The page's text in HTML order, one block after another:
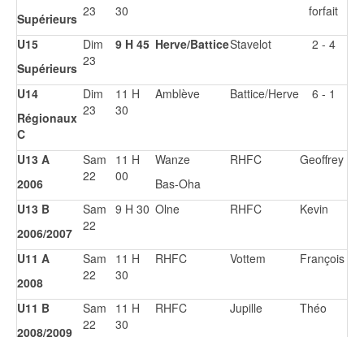
Supérieurs 23
30
forfait
U15
Supérieurs
Dim
23
9 H 45 Herve/BatticeStavelot 2 - 4
U14
Régionaux
C
Dim
23
11 H
30
Amblève Battice/Herve 6 - 1
U13 A
2006
Sam
22
11 H
00
Wanze
Bas-Oha
RHFC Geoffrey
U13 B
2006/2007
Sam
22
9 H 30 Olne RHFC Kevin
U11 A
2008
Sam
22
11 H
30
RHFC Vottem François
U11 B
2008/2009
Sam
22
11 H
30
RHFC Jupille Théo